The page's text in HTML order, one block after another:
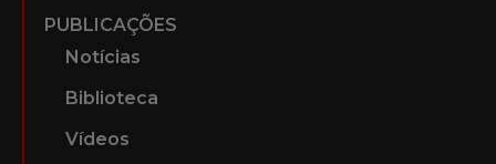
PUBLICAÇÕES
Notícias
Biblioteca
Vídeos